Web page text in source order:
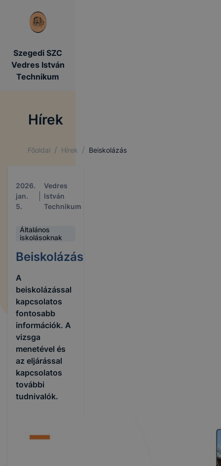
Szegedi SZC
Vedres István
Technikum
Hírek
Főoldal / Hírek / Beiskolázás
2026.
jan.
5.
Vedres
István
Technikum
Általános
iskolásoknak
Beiskolázás
A
beiskolázással
kapcsolatos
fontosabb
információk. A
vizsga
menetével és
az eljárással
kapcsolatos
további
tudnivalók.